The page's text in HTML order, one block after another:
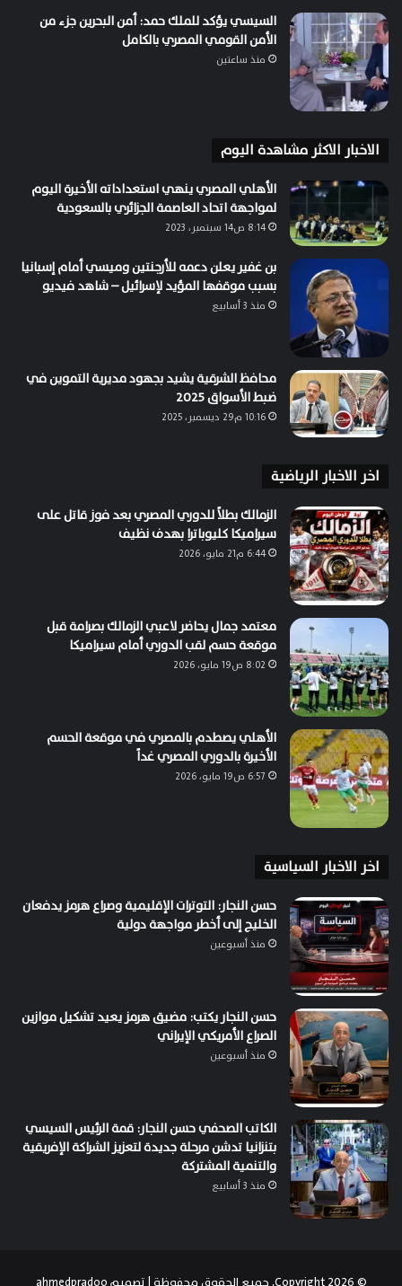
السيسي يؤكد للملك حمد: أمن البحرين جزء من
الأمن القومي المصري بالكامل
منذ ساعتين
الاخبار الاكثر مشاهدة اليوم
الأهلي المصري ينهي استعداداته الأخيرة اليوم
لمواجهة اتحاد العاصمة الجزائري بالسعودية
8:14 ص14 سبتمبر، 2023
بن غفير يعلن دعمه للأرجنتين وميسي أمام إسبانيا
بسبب موقفها المؤيد لإسرائيل – شاهد فيديو
منذ 3 أسابيع
محافظ الشرقية يشيد بجهود مديرية التموين في
ضبط الأسواق 2025
10:16 م29 ديسمبر، 2025
اخر الاخبار الرياضية
الزمالك بطلاً للدوري المصري بعد فوز قاتل على
سيراميكا كليوباترا بهدف نظيف
6:44 م21 مايو، 2026
معتمد جمال يحاضر لاعبي الزمالك بصرامة قبل
موقعة حسم لقب الدوري أمام سيراميكا
8:02 ص19 مايو، 2026
الأهلي يصطدم بالمصري في موقعة الحسم
الأخيرة بالدوري المصري غداً
6:57 ص19 مايو، 2026
اخر الاخبار السياسية
حسن النجار: التوترات الإقليمية وصراع هرمز يدفعان
الخليج إلى أخطر مواجهة دولية
منذ أسبوعين
حسن النجار يكتب: مضيق هرمز يعيد تشكيل موازين
الصراع الأمريكي الإيراني
منذ أسبوعين
الكاتب الصحفي حسن النجار: قمة الرئيس السيسي
بتنزانيا تدشن مرحلة جديدة لتعزيز الشراكة الإفريقية
والتنمية المشتركة
منذ 3 أسابيع